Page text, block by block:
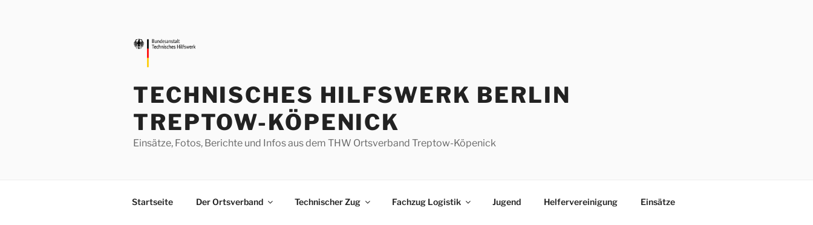
TECHNISCHES HILFSWERK BERLIN
TREPTOW-KÖPENICK
Einsätze, Fotos, Berichte und Infos aus dem THW Ortsverband Treptow-Köpenick
Startseite Der Ortsverband Technischer Zug Fachzug Logistik Jugend Helfervereinigung Einsätze